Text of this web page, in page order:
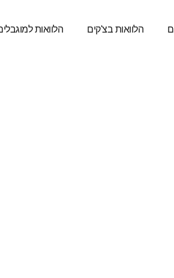
הלוואות בצ'קים הלוואות למוגבלים